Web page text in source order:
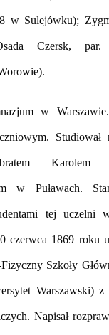
w Sulejówku);
Czersk, par.
w
Studiował
w Puławach.
tej uczelni
czerwca 1869 roku
Szkoły
Warszawski) z
Napisał